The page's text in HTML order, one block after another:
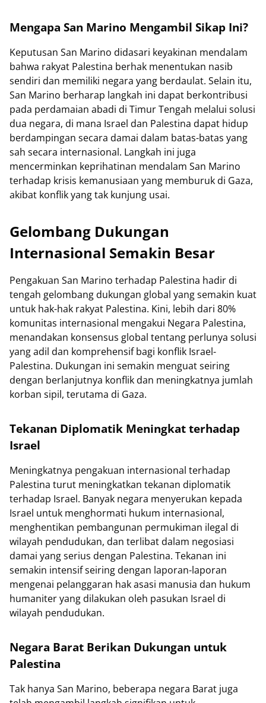
Mengapa San Marino Mengambil Sikap Ini?
Keputusan San Marino didasari keyakinan mendalam
bahwa rakyat Palestina berhak menentukan nasib
sendiri dan memiliki negara yang berdaulat. Selain itu,
San Marino berharap langkah ini dapat berkontribusi
pada perdamaian abadi di Timur Tengah melalui solusi
dua negara, di mana Israel dan Palestina dapat hidup
berdampingan secara damai dalam batas-batas yang
sah secara internasional. Langkah ini juga
mencerminkan keprihatinan mendalam San Marino
terhadap krisis kemanusiaan yang memburuk di Gaza,
akibat konflik yang tak kunjung usai.
Gelombang Dukungan
Internasional Semakin Besar
Pengakuan San Marino terhadap Palestina hadir di
tengah gelombang dukungan global yang semakin kuat
untuk hak-hak rakyat Palestina. Kini, lebih dari 80%
komunitas internasional mengakui Negara Palestina,
menandakan konsensus global tentang perlunya solusi
yang adil dan komprehensif bagi konflik Israel-
Palestina. Dukungan ini semakin menguat seiring
dengan berlanjutnya konflik dan meningkatnya jumlah
korban sipil, terutama di Gaza.
Tekanan Diplomatik Meningkat terhadap
Israel
Meningkatnya pengakuan internasional terhadap
Palestina turut meningkatkan tekanan diplomatik
terhadap Israel. Banyak negara menyerukan kepada
Israel untuk menghormati hukum internasional,
menghentikan pembangunan permukiman ilegal di
wilayah pendudukan, dan terlibat dalam negosiasi
damai yang serius dengan Palestina. Tekanan ini
semakin intensif seiring dengan laporan-laporan
mengenai pelanggaran hak asasi manusia dan hukum
humaniter yang dilakukan oleh pasukan Israel di
wilayah pendudukan.
Negara Barat Berikan Dukungan untuk
Palestina
Tak hanya San Marino, beberapa negara Barat juga